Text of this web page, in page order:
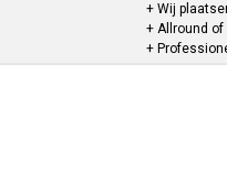
+ Wij
+ Allround
+